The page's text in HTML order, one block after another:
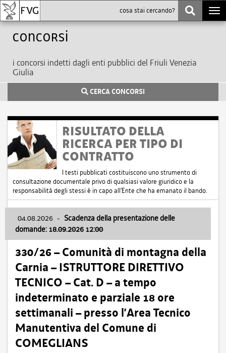
Concorsi
i concorsi indetti dagli enti pubblici del Friuli Venezia
Giulia
CERCA CONCORSI
RISULTATO DELLA
RICERCA PER TIPO DI
CONTRATTO
I testi pubblicati costituiscono uno strumento di
consultazione documentale privo di qualsiasi valore giuridico e la
responsabilità degli stessi è in capo all'Ente che ha emanato il bando.
04.08.2026 - Scadenza della presentazione delle
domande: 18.09.2026 12:00
330/26 – Comunità di montagna della
Carnia – ISTRUTTORE DIRETTIVO
TECNICO – Cat. D – a tempo
indeterminato e parziale 18 ore
settimanali – presso l’Area Tecnico
Manutentiva del Comune di
COMEGLIANS